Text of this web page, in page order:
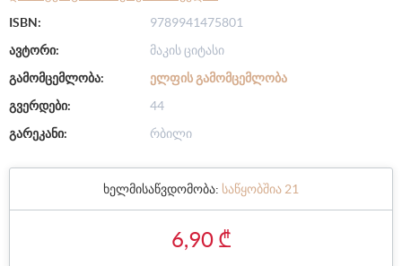
ISBN:
9789941475801
ავტორი:
მაკის ციტასი
გამომცემლობა:
ᲔᲚᲤᲘᲡ ᲒᲐᲛᲝᲛᲪᲔᲛᲚᲝᲑᲐ
გვერდები:
44
გარეკანი:
რბილი
ხელმისაწვდომობა: საწყობშია 21
6,90 ₾